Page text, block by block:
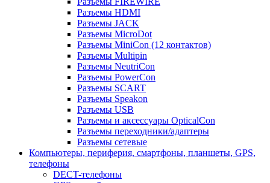
Разъемы HDMI
Разъемы JACK
Разъемы MicroDot
Разъемы MiniCon (12 контактов)
Разъемы Multipin
Разъемы NeutriCon
Разъемы PowerCon
Разъемы SCART
Разъемы Speakon
Разъемы USB
Разъемы и аксессуары OpticalCon
Разъемы переходники/адаптеры
Разъемы сетевые
Компьютеры, периферия, смартфоны, планшеты, GPS,
телефоны
DECT-телефоны